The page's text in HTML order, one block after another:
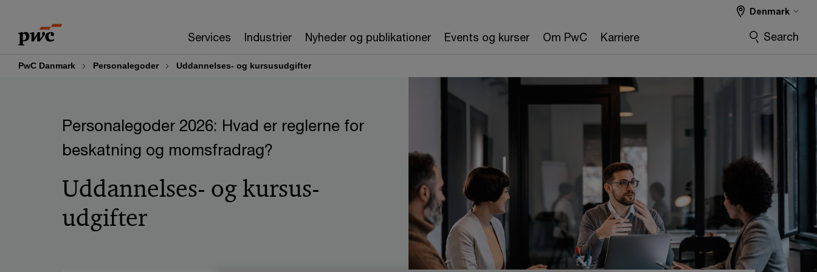
content
footer
Services Industrier Nyheder og publikationer Events og kurser Om PwC Karriere
Denmark
Search
PwC Danmark Personalegoder Uddannelses- og kursusudgifter
Personalegoder 2026: Hvad er reglerne for
beskatning og momsfradrag?
Uddannelses- og kursus­
udgifter